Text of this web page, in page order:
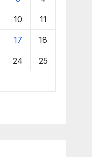
10 11
17 18
24 25